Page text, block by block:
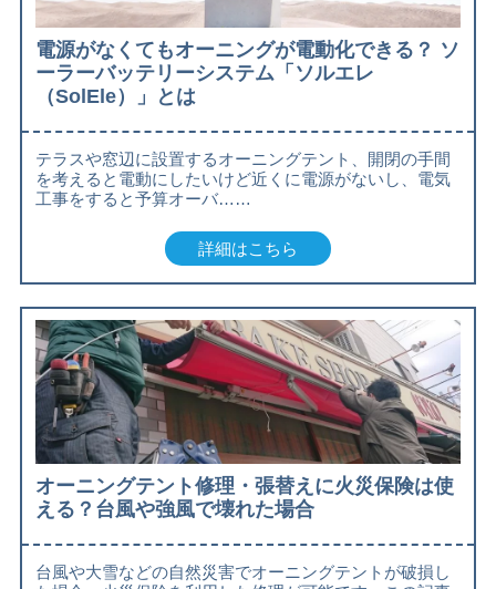
電源がなくてもオーニングが電動化できる？ ソ
ーラーバッテリーシステム「ソルエレ
（SolEle）」とは
テラスや窓辺に設置するオーニングテント、開閉の手間
を考えると電動にしたいけど近くに電源がないし、電気
工事をすると予算オーバ……
詳細はこちら
オーニングテント修理・張替えに火災保険は使
える？台風や強風で壊れた場合
台風や大雪などの自然災害でオーニングテントが破損し